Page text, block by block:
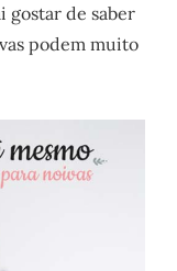
gostar de saber
podem muito